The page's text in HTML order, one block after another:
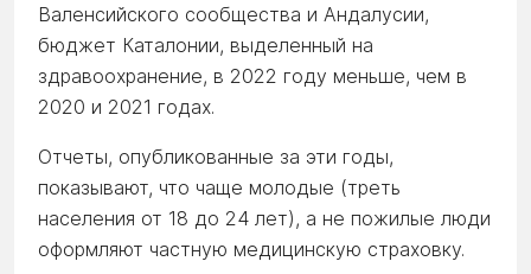
Валенсийского сообщества и Андалусии,
бюджет Каталонии, выделенный на
здравоохранение, в 2022 году меньше, чем в
2020 и 2021 годах.
Отчеты, опубликованные за эти годы,
показывают, что чаще молодые (треть
населения от 18 до 24 лет), а не пожилые люди
оформляют частную медицинскую страховку.